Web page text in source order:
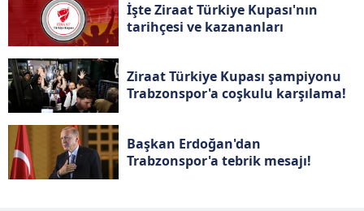
İşte Ziraat Türkiye Kupası'nın
tarihçesi ve kazananları
Ziraat Türkiye Kupası şampiyonu
Trabzonspor'a coşkulu karşılama!
Başkan Erdoğan'dan
Trabzonspor'a tebrik mesajı!